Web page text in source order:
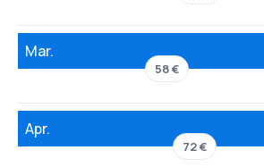
Mar.
58 €
Apr.
72 €